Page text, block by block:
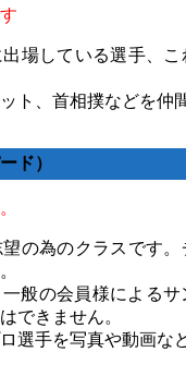
場している選手、
ト、首相撲などを仲
ド）
の為のクラスです
般の会員様による
できません。
選手を写真や動画な